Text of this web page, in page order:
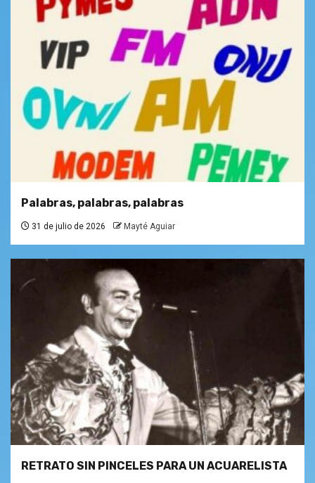
Palabras, palabras, palabras
31 de julio de 2026 Mayté Aguiar
RETRATO SIN PINCELES PARA UN ACUARELISTA